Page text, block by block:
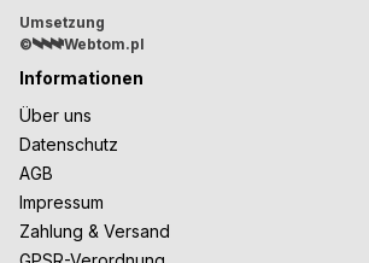
Umsetzung
©
Webtom.pl
Informationen
Über uns
Datenschutz
AGB
Impressum
Zahlung & Versand